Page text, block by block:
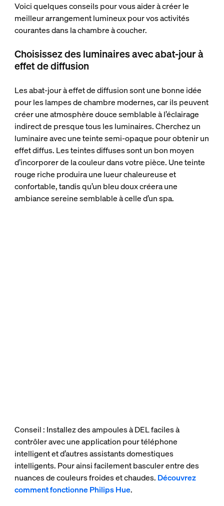
Voici quelques conseils pour vous aider à créer le
meilleur arrangement lumineux pour vos activités
courantes dans la chambre à coucher.
Choisissez des luminaires avec abat-jour à
effet de diffusion
Les abat-jour à effet de diffusion sont une bonne idée
pour les lampes de chambre modernes, car ils peuvent
créer une atmosphère douce semblable à l’éclairage
indirect de presque tous les luminaires. Cherchez un
luminaire avec une teinte semi-opaque pour obtenir un
effet diffus. Les teintes diffuses sont un bon moyen
d’incorporer de la couleur dans votre pièce. Une teinte
rouge riche produira une lueur chaleureuse et
confortable, tandis qu’un bleu doux créera une
ambiance sereine semblable à celle d’un spa.
Conseil : Installez des ampoules à DEL faciles à
contrôler avec une application pour téléphone
intelligent et d’autres assistants domestiques
intelligents. Pour ainsi facilement basculer entre des
nuances de couleurs froides et chaudes. Découvrez
comment fonctionne Philips Hue.